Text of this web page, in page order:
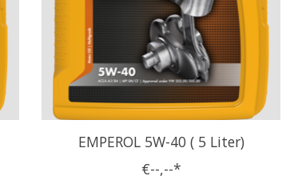
EMPEROL 5W-40 ( 5 Liter)
€--,--*